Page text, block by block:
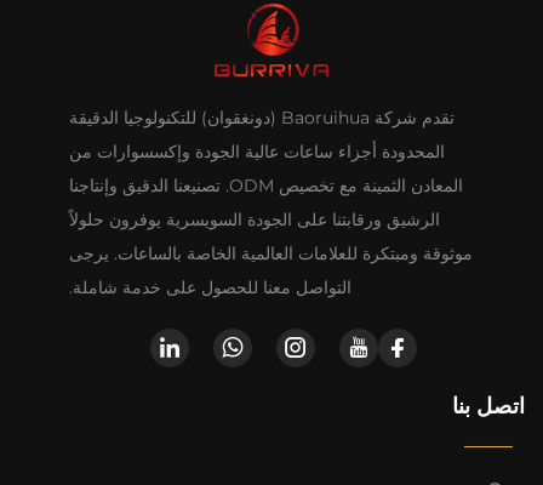
تقدم شركة Baoruihua (دونغقوان) للتكنولوجيا الدقيقة
المحدودة أجزاء ساعات عالية الجودة وإكسسوارات من
المعادن الثمينة مع تخصيص ODM. تصنيعنا الدقيق وإنتاجنا
الرشيق ورقابتنا على الجودة السويسرية يوفرون حلولاً
موثوقة ومبتكرة للعلامات العالمية الخاصة بالساعات. يرجى
التواصل معنا للحصول على خدمة شاملة.
اتصل بنا